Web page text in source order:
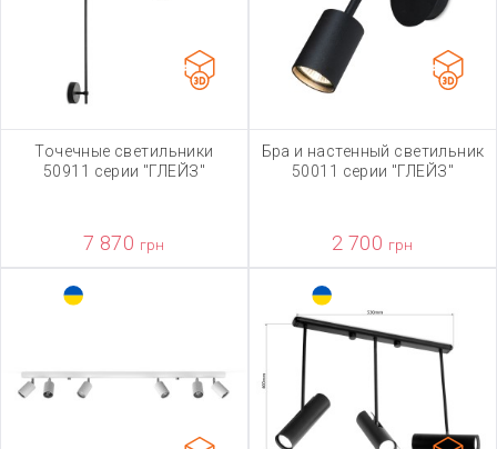
Точечные светильники
50911 серии "ГЛЕЙЗ"
7 870 грн
Бра и настенный светильник
50011 серии "ГЛЕЙЗ"
2 700 грн